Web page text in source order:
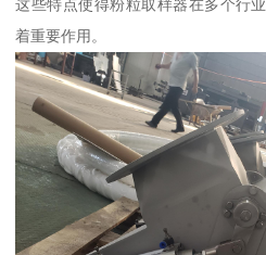
这些特点使得粉粒取样器在多个行
着重要作用。